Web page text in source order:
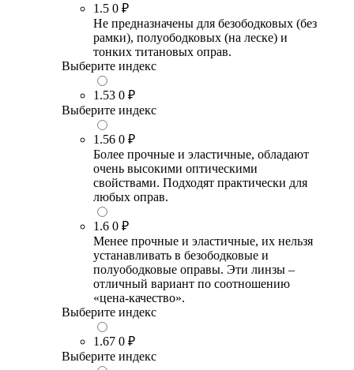
1.5 0 ₽
Не предназначены для безободковых (без
рамки), полуободковых (на леске) и
тонких титановых оправ.
Выберите индекс
1.53 0 ₽
Выберите индекс
1.56 0 ₽
Более прочные и эластичные, обладают
очень высокими оптическими
свойствами. Подходят практически для
любых оправ.
1.6 0 ₽
Менее прочные и эластичные, их нельзя
устанавливать в безободковые и
полуободковые оправы. Эти линзы –
отличный вариант по соотношению
«цена-качество».
Выберите индекс
1.67 0 ₽
Выберите индекс